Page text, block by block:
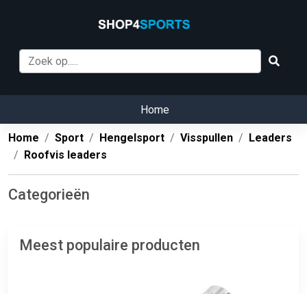
Home
Home Sport Hengelsport Visspullen
Leaders
Roofvis leaders
Categorieën
Meest populaire producten